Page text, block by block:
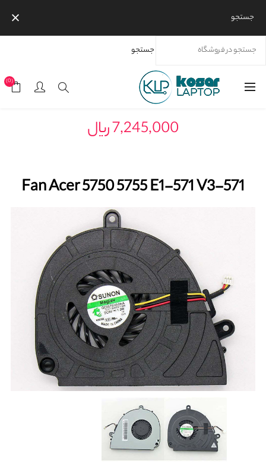
جستجو
جستجو
(0)
Fan Acer 5750 5755 E1-571 V3-571
Fan Acer 5750 5755 E1-571 V3-571
7,245,000 ریال